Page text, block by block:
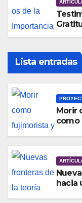
Lista entradas
Morir
como
hacia